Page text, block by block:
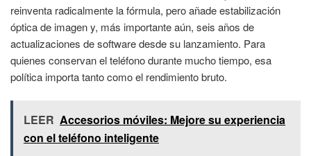
reinventa radicalmente la fórmula, pero añade estabilización
óptica de imagen y, más importante aún, seis años de
actualizaciones de software desde su lanzamiento. Para
quienes conservan el teléfono durante mucho tiempo, esa
política importa tanto como el rendimiento bruto.
LEER Accesorios móviles: Mejore su experiencia
con el teléfono inteligente